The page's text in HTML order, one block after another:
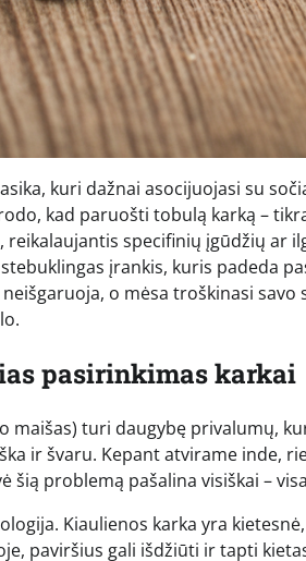
kuri dažnai asocijuojasi su
kad paruošti tobulą karką –
specifinių įgūdžių ar
įrankis, kuris padeda
o mėsa troškinasi
pasirinkimas karkai
turi daugybę privalumų,
ir švaru. Kepant atvirame inde,
problemą pašalina visiškai –
Kiaulienos karka yra
paviršius gali išdžiūti ir tapti